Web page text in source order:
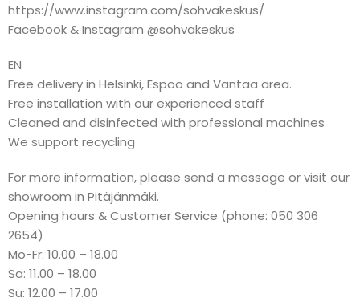
https://www.instagram.com/sohvakeskus/
Facebook & Instagram @sohvakeskus
EN
Free delivery in Helsinki, Espoo and Vantaa area.
Free installation with our experienced staff
Cleaned and disinfected with professional machines
We support recycling
For more information, please send a message or visit our
showroom in Pitäjänmäki.
Opening hours & Customer Service (phone: 050 306
2654)
Mo-Fr: 10.00 – 18.00
Sa: 11.00 – 18.00
Su: 12.00 – 17.00